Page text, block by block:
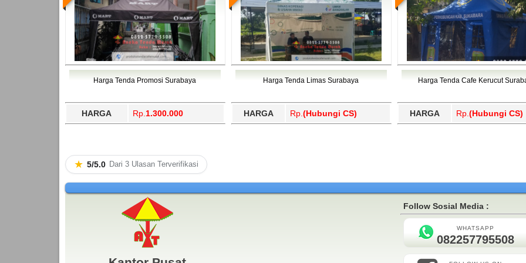
Harga Tenda Promosi Surabaya
HARGA Rp. 1.300.000
Harga Tenda Limas Surabaya
HARGA Rp. (Hubungi CS)
Harga Tenda Cafe Kerucut
HARGA Rp. (Hubungi CS)
★ 5/5.0 Dari 3 Ulasan Terverifikasi
Follow Sosial Media :
WHATSAPP
082257795508